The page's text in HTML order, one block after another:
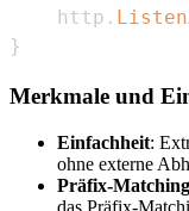
	http
.
}
Merkmale und
Einfachheit:
ohne externe
Präfix-Matching
das Präfix-